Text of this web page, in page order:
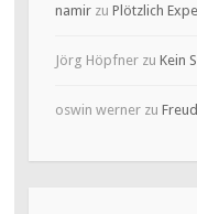
namirzu Plötzlich
Jörg Höpfnerzu Kein
oswin wernerzu